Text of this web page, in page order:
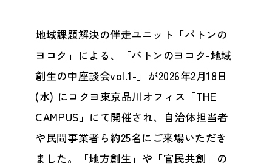
地域課題解決の伴走ユニット「バトンの
ヨコク」による、「バトンのヨコク-地域
創生の中座談会vol.1-」が2026年2月18日
(水) にコクヨ東京品川オフィス「THE
CAMPUS」にて開催され、自治体担当者
や民間事業者ら約25名にご来場いただき
ました。「地方創生」や「官民共創」の